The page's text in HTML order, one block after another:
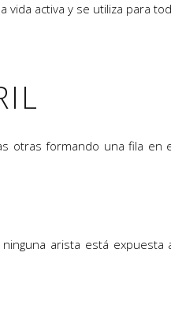
activa y se utiliza para
otras formando una fila en
arista está